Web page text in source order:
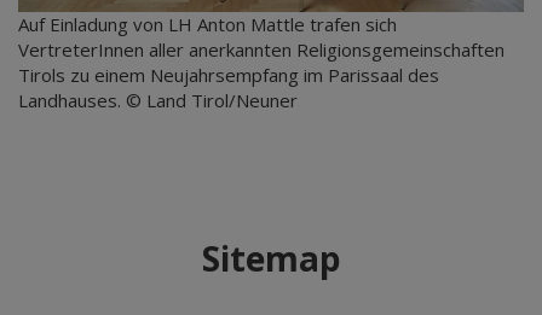
Auf Einladung von LH Anton Mattle trafen sich
VertreterInnen aller anerkannten Religionsgemeinschaften
Tirols zu einem Neujahrsempfang im Parissaal des
Landhauses. © Land Tirol/Neuner
Sitemap